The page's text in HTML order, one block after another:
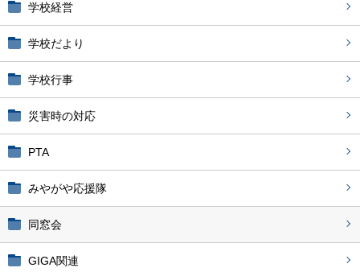
学校経営
学校だより
学校行事
災害時の対応
PTA
みやがや応援隊
同窓会
GIGA関連